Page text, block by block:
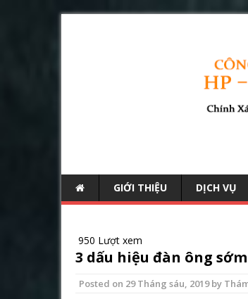
GIỚI THIỆU DỊCH VỤ
950 Lượt xem
3 dấu hiệu đàn ông
Posted on 29 Tháng sáu, 2019by